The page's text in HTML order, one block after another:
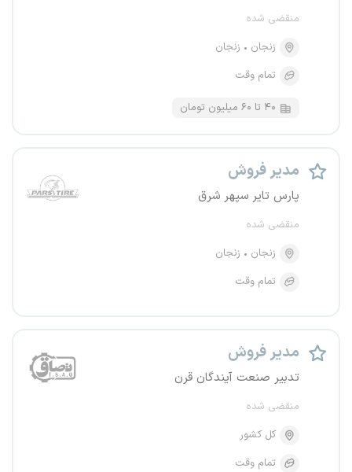
منقضی شده
زنجان
زنجان
تمام وقت
۴۰ تا ۶۰ میلیون تومان
مدیر فروش
پارس تایر سپهر شرق
منقضی شده
زنجان
زنجان
تمام وقت
مدیر فروش
تدبیر صنعت آیندگان قرن
منقضی شده
کل کشور
تمام وقت